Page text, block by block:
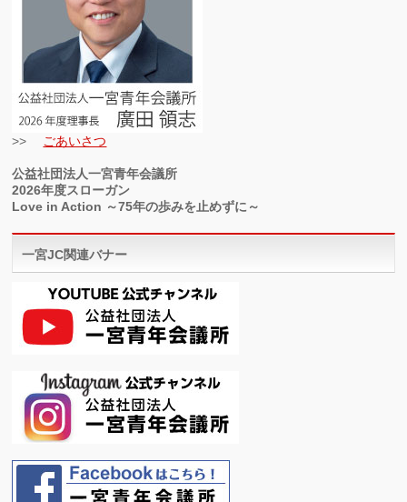
>> ごあいさつ
公益社団法人一宮青年会議所
2026年度スローガン
Love in Action ～75年の歩みを止めずに～
一宮JC関連バナー